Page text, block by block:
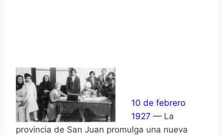
10 de febrero
1927 — La
provincia de San Juan promulga una nueva